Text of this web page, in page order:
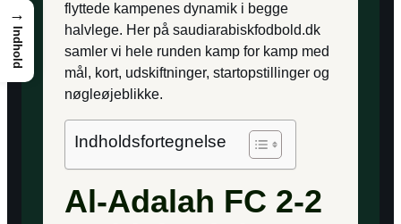
flyttede kampenes dynamik i begge
halvlege. Her på saudiarabiskfodbold.dk
samler vi hele runden kamp for kamp med
mål, kort, udskiftninger, startopstillinger og
nøgleøjeblikke.
Indholdsfortegnelse
Al-Adalah FC 2-2
→
Indhold